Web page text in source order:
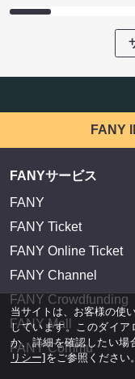
FANY
FANYサービス
FANY
FANY Ticket
FANY Online Ticket
FANY Channel
FANY Crowdfunding
FANY Mall
FANY Commu
当サイトは、お客様の使
しています。このダイ
か、詳細を確認したい場
リシー]をご参照ください。